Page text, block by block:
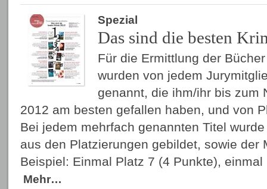
Spezial
Das sind die besten
Für die Ermittlung der
wurden von jedem
genannt, die ihm/ihr bis zum
2012 am besten gefallen haben, und von
Bei jedem mehrfach genannten Titel
aus den Platzierungen gebildet, sowie der
Beispiel: Einmal Platz 7 (4 Punkte),
Mehr…